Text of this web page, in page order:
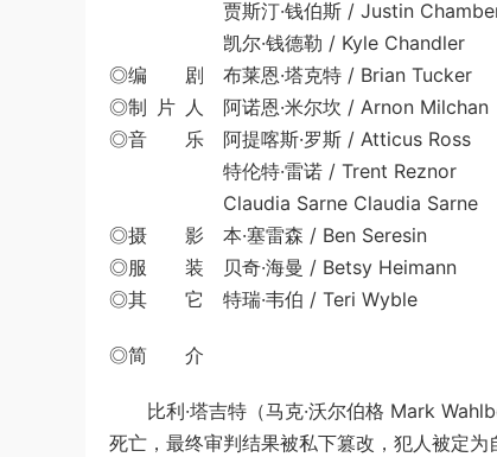
贾斯汀·钱伯斯 / Justin
凯尔·钱德勒 / Kyle Chandler
◎编 剧 布莱恩·塔克特 / Brian Tucker
◎制 片 人 阿诺恩·米尔坎 / Arnon Milchan
◎音 乐 阿提喀斯·罗斯 / Atticus Ross
特伦特·雷诺 / Trent Reznor
Claudia Sarne Claudia Sarne
◎摄 影 本·塞雷森 / Ben Seresin
◎服 装 贝奇·海曼 / Betsy Heimann
◎其 它 特瑞·韦伯 / Teri Wyble
◎简 介
比利·塔吉特（马克·沃尔伯格 Mark
死亡，最终审判结果被私下篡改，犯人被定为